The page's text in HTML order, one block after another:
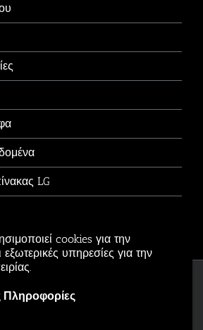
cookies για την
εξωτερικές υπηρεσίες για την
Πληροφορίες
LG
Θεόδωρος Powered by